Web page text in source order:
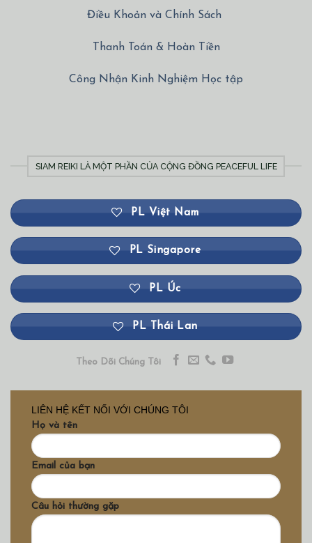
Điều Khoản và Chính Sách
Thanh Toán & Hoàn Tiền
Công Nhận Kinh Nghiệm Học tập
SIAM REIKI LÀ MỘT PHẦN CỦA CỘNG ĐỒNG PEACEFUL LIFE
PL Việt Nam
PL Singapore
PL Úc
PL Thái Lan
Theo Dõi Chúng Tôi
LIÊN HỆ KẾT NỐI VỚI CHÚNG TÔI
Họ và tên
Email của bạn
Câu hỏi thường gặp